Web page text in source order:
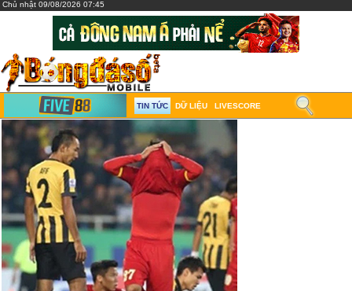
Chủ nhật 09/08/2026 07:45
TIN TỨC DỮ LIỆU LIVESCORE